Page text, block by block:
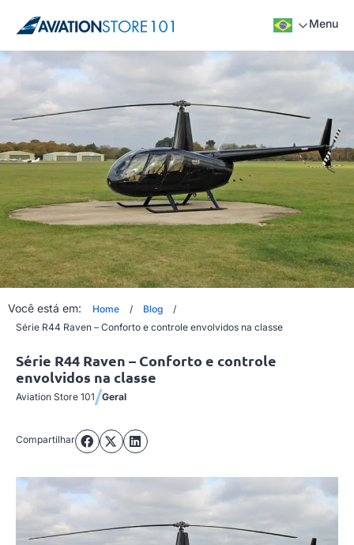
Menu
Você está em: Home / Blog
/
Série R44 Raven – Conforto e controle envolvidos na classe
Série R44 Raven – Conforto e controle
envolvidos na classe
Aviation Store 101/Geral
Compartilhar